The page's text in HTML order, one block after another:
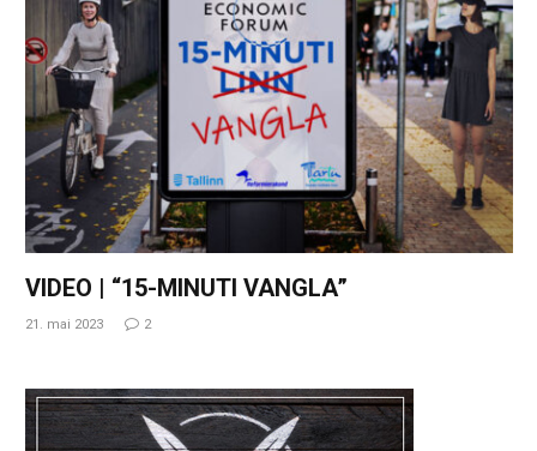
VIDEO | “15-MINUTI VANGLA”
21. mai 2023 2